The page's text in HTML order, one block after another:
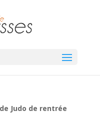
Judo de rentrée